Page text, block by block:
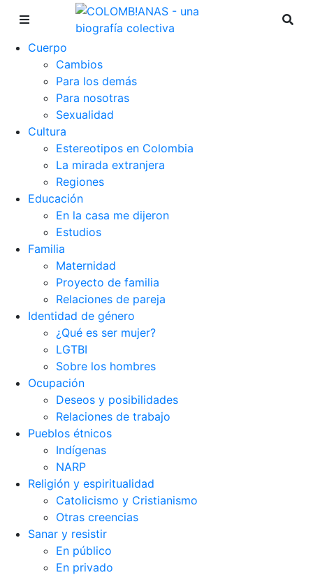
Cuerpo
Cambios
Para los demás
Para nosotras
Sexualidad
Cultura
Estereotipos en Colombia
La mirada extranjera
Regiones
Educación
En la casa me dijeron
Estudios
Familia
Maternidad
Proyecto de familia
Relaciones de pareja
Identidad de género
¿Qué es ser mujer?
LGTBI
Sobre los hombres
Ocupación
Deseos y posibilidades
Relaciones de trabajo
Pueblos étnicos
Indígenas
NARP
Religión y espiritualidad
Catolicismo y Cristianismo
Otras creencias
Sanar y resistir
En público
En privado